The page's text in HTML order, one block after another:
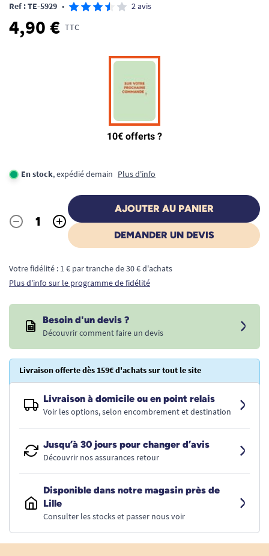
Ref : TE-5929 • 2 avis
4,90 € TTC
En stock, expédié demain Plus d'info
Quantité
- +
AJOUTER AU PANIER
DEMANDER UN DEVIS
Votre fidélité : 1 € par tranche de 30 € d'achats
Plus d'info sur le programme de fidélité
Besoin d'un devis ?
Découvrir comment faire un devis
Livraison offerte dès 159€ d'achats sur tout le site
Livraison à domicile ou en point relais
Voir les options, selon encombrement et destination
Jusqu’à 30 jours pour changer d’avis
Découvrir nos assurances retour
Disponible dans notre magasin près de
Lille
Consulter les stocks et passer nous voir